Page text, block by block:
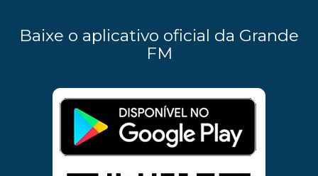
Baixe o aplicativo oficial da Grande
FM